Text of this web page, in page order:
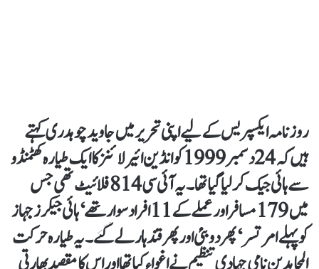
روزنامہ ایکسپریس کے لیے اپنی تحریر میں جاوید چوہدری کہتے
ہیں کہ 24 دسمبر 1999 کو انڈین ائیرلائنز کا ایک طیارہ کھٹمنڈو
سے ہائی جیک کر لیا گیا تھا۔ یہ آئی سی 814 فلائیٹ تھی جس
میں 179 مسافر اور عملے کے 11 افراد سوار تھے‘ ہائی جیکرز جہاز
کو پہلے امرتسر‘ پھر دوبئی اور پھر قندہار لے گئے۔ یہ طیارہ حرکت